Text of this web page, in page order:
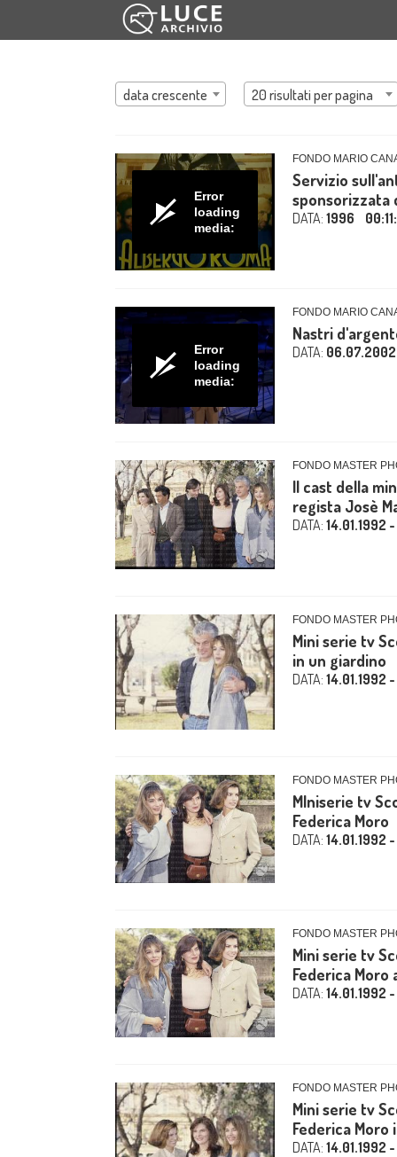
data crescente 20 risultati per pagina
Error
loading
media:
FONDO MARIO
Servizio
sponsorizzata
DATA: 1996
Error
loading
media:
FONDO MARIO
Nastri
DATA: 06.07.2002
FONDO MASTER
Il cast della
regista Josè
DATA: 14.01.1992
FONDO MASTER
Mini serie tv
in un giardino
DATA: 14.01.1992
FONDO MASTER
MIniserie tv
Federica Moro
DATA: 14.01.1992
FONDO MASTER
Mini serie tv
Federica Moro
DATA: 14.01.1992
FONDO MASTER
Mini serie tv
Federica Moro
DATA: 14.01.1992